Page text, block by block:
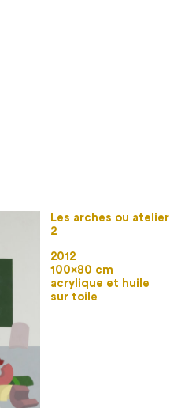
Les arches ou atelier
2
2012
100×80 cm
acrylique et huile
sur toile